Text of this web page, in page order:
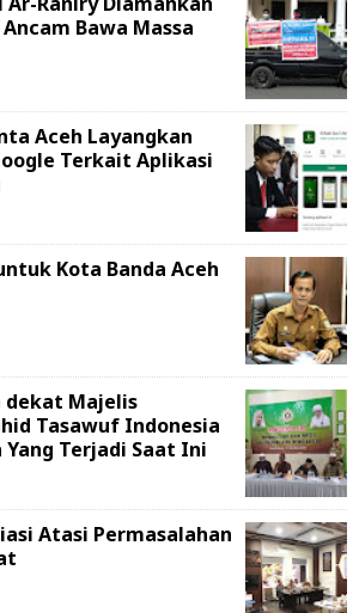
Bawa Massa
Aceh Layangkan
Terkait Aplikasi
Kota Banda Aceh
dekat Majelis
Tasawuf Indonesia
Terjadi Saat Ini
Atasi Permasalahan